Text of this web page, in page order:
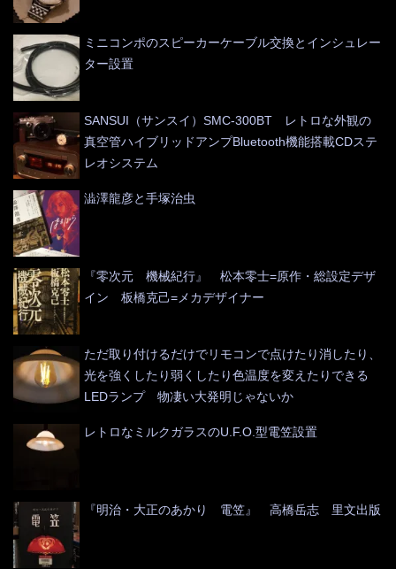
ミニコンポのスピーカーケーブル交換とインシュレー
ター設置
SANSUI（サンスイ）SMC-300BT レトロな外観の
真空管ハイブリッドアンプBluetooth機能搭載CDステ
レオシステム
澁澤龍彦と手塚治虫
『零次元 機械紀行』 松本零士=原作・総設定デザ
イン 板橋克己=メカデザイナー
ただ取り付けるだけでリモコンで点けたり消したり、
光を強くしたり弱くしたり色温度を変えたりできる
LEDランプ 物凄い大発明じゃないか
レトロなミルクガラスのU.F.O.型電笠設置
『明治・大正のあかり 電笠』 高橋岳志 里文出版